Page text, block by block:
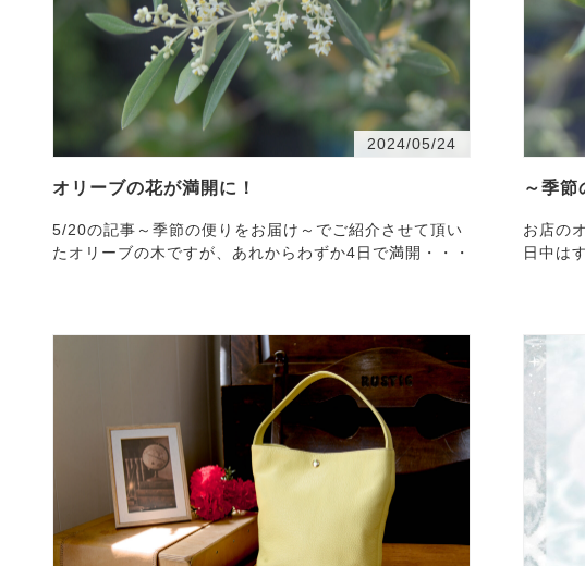
2024/05/24
オリーブの花が満開に！
5/20の記事～季節の便りをお届け～でご紹介させて頂い
たオリーブの木ですが、あれからわずか4日で満開・・・
～季節
お店の
日中は